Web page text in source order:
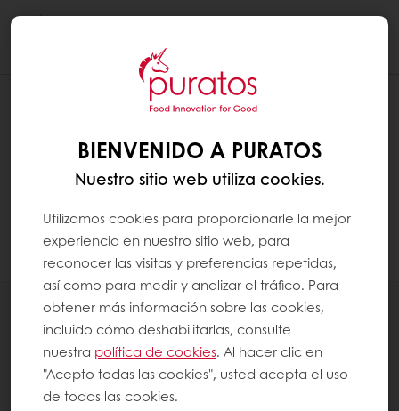
¿CÓMO Y DÓNDE DEBE ALMACENARSE
EL CHOCOLATE?
El chocolate debe almacenarse en un lugar
limpio, seco (humedad relativa máxima del
60 %) y fresco (16-20 °C), alejado de la luz
solar directa y de olores extraños.
BIENVENIDO A PURATOS
Nuestro sitio web utiliza cookies.
Utilizamos cookies para proporcionarle la mejor
experiencia en nuestro sitio web, para
reconocer las visitas y preferencias repetidas,
así como para medir y analizar el tráfico. Para
obtener más información sobre las cookies,
incluido cómo deshabilitarlas, consulte
nuestra política de cookies. Al hacer clic en
"Acepto todas las cookies", usted acepta el uso
de todas las cookies.
Productos
Recetas
Servicios
Insights del Consumidor